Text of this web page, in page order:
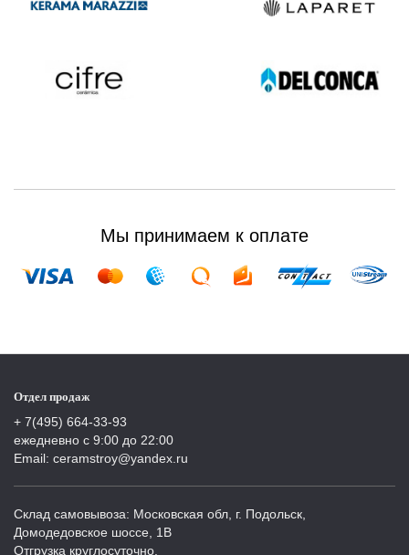
Мы принимаем к оплате
Отдел продаж
+ 7(495) 664-33-93
ежедневно с 9:00 до 22:00
Email: ceramstroy@yandex.ru
Склад самовывоза: Московская обл, г. Подольск,
Домодедовское шоссе, 1В
Отгрузка круглосуточно.